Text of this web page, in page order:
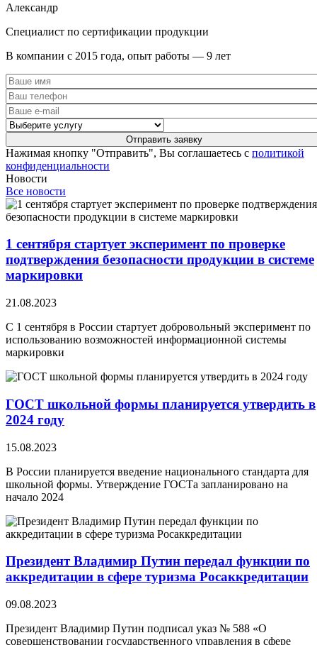
Александр
Специалист по сертификации продукции
В компании с 2015 года, опыт работы — 9 лет
Нажимая кнопку "Отправить", Вы соглашаетесь с политикой
конфиденциальности
Новости
Все новости
1 сентября стартует эксперимент по проверке
подтверждения безопасности продукции в системе
маркировки
21.08.2023
С 1 сентября в России стартует добровольный эксперимент по
использованию возможностей информационной системы
маркировки
ГОСТ школьной формы планируется утвердить в
2024 году
15.08.2023
В России планируется введение национального стандарта для
школьной формы. Утверждение ГОСТа запланировано на
начало 2024
Президент Владимир Путин передал функции по
аккредитации в сфере туризма Росаккредитации
09.08.2023
Президент Владимир Путин подписал указ № 588 «О
совершенствовании государственного управления в сфере